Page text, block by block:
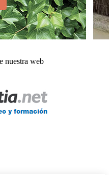
nuestra web